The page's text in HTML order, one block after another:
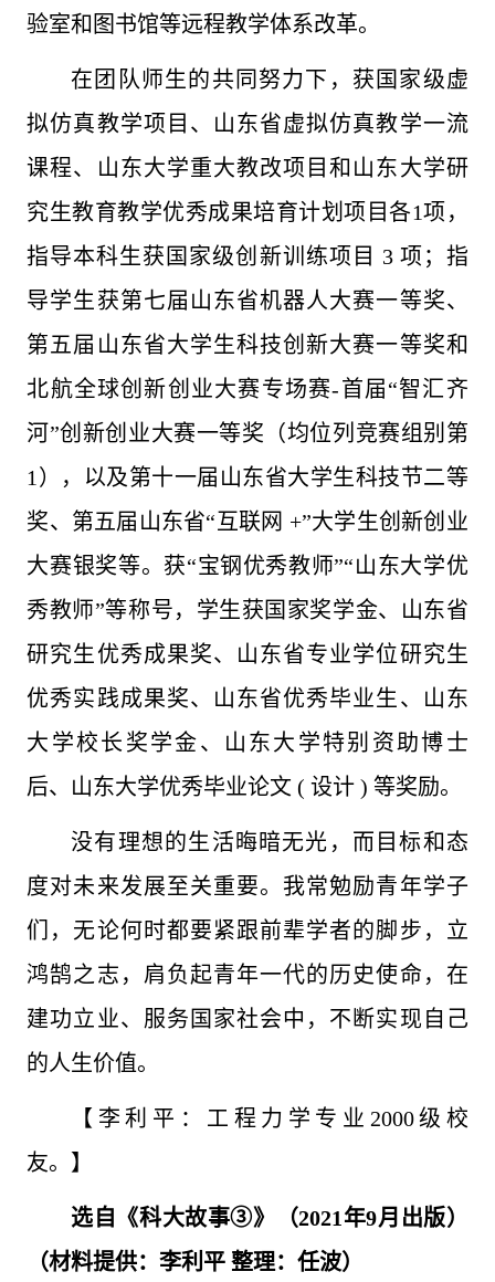
验室和图书馆等远程教学体系改革。
在团队师生的共同努力下，获国家级虚
拟仿真教学项目、山东省虚拟仿真教学一流
课程、山东大学重大教改项目和山东大学研
究生教育教学优秀成果培育计划项目各1项，
指导本科生获国家级创新训练项目 3 项；指
导学生获第七届山东省机器人大赛一等奖、
第五届山东省大学生科技创新大赛一等奖和
北航全球创新创业大赛专场赛-首届“智汇齐
河”创新创业大赛一等奖（均位列竞赛组别第
1），以及第十一届山东省大学生科技节二等
奖、第五届山东省“互联网 +”大学生创新创业
大赛银奖等。获“宝钢优秀教师”“山东大学优
秀教师”等称号，学生获国家奖学金、山东省
研究生优秀成果奖、山东省专业学位研究生
优秀实践成果奖、山东省优秀毕业生、山东
大学校长奖学金、山东大学特别资助博士
后、山东大学优秀毕业论文 ( 设计 ) 等奖励。
没有理想的生活晦暗无光，而目标和态
度对未来发展至关重要。我常勉励青年学子
们，无论何时都要紧跟前辈学者的脚步，立
鸿鹄之志，肩负起青年一代的历史使命，在
建功立业、服务国家社会中，不断实现自己
的人生价值。
【李利平：工程力学专业2000级校
友。】
选自《科大故事③》（2021年9月出版）
（材料提供：李利平 整理：任波）